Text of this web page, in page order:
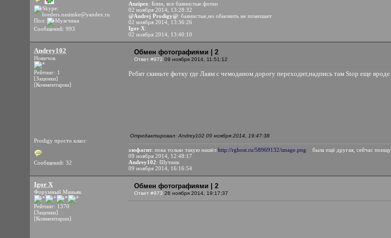
Пол:
Сообщений: 993
Anzipex: Блин, все баянистые фотки
02 ноября 2014, 13:28:32
@Andrej Prodigy@: баянистые,но обновить не помешает
02 ноября 2014, 13:36:26
Igor X:
02 ноября 2014, 13:40:10
Andrey102
Новичок
Рейтинг: 1
[Заценки]
[Комментарии]
Prodigy просто класс
Сообщений: 32
Обмен фотографиями | 2
Ответ #972 09 ноября 2014, 11:51:12
Ребят скиньте фотку где Лаям с чемоданом дорогу переходит,надпись там Stop еще вроде
Отредактировал: Andrey102 09 ноября 2014, 19:47:38
эзофагит: пока только такую нашёл http://rghost.ru/58969132/image.png была ещё другая, сейчас поищу.
09 ноября 2014, 12:48:17
Andrey102: Шутник
09 ноября 2014, 16:16:54
Igor X
Форумный Маньяк
Рейтинг: 1370
[Заценки]
[Комментарии]
Обмен фотографиями | 2
Ответ #973 26 ноября 2014, 19:17:37